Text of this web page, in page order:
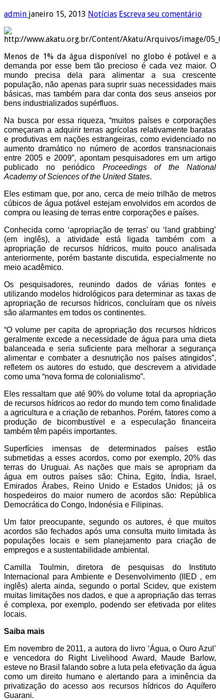
admin janeiro 15, 2013 Notícias Escreva seu comentário
Menos de 1% da água disponível no globo épotável e a
demanda por esse bem tão precioso é cada vez maior. O
mundo precisa dela para alimentar a sua crescente
população, não apenas para suprir suas necessidades mais
básicas, mas também para dar conta dos seus anseios por
bens industrializados supérfluos.
Na busca por essa riqueza, “muitos países e corporações
começaram a adquirir terras agrícolas relativamente baratas
e produtivas em nações estrangeiras, como evidenciado no
aumento dramático no número de acordos transnacionais
entre 2005 e 2009”, apontam pesquisadores em um artigo
publicado no periódico Proceedings of the National
Academy of Sciences of the United States.
Eles estimam que, por ano, cerca de meio trilhão de metros
cúbicos de água potável estejam envolvidos em acordos de
compra ou leasing de terras entre corporações e países.
Conhecida como ‘apropriação de terras’ ou ‘land grabbing’
(em inglês), a atividade está ligada também com a
apropriação de recursos hídricos, muito pouco analisada
anteriormente, porém bastante discutida, especialmente no
meio acadêmico.
Os pesquisadores, reunindo dados de várias fontes e
utilizando modelos hidrológicos para determinar as taxas de
apropriação de recursos hídricos, concluíram que os níveis
são alarmantes em todos os continentes.
“O volume per capita de apropriação dos recursos hídricos
geralmente excede a necessidade de água para uma dieta
balanceada e seria suficiente para melhorar a segurança
alimentar e combater a desnutrição nos países atingidos”,
refletem os autores do estudo, que descrevem a atividade
como uma “nova forma de colonialismo”.
Eles ressaltam que até 90% do volume total da apropriação
de recursos hídricos ao redor do mundo tem como finalidade
a agricultura e a criação de rebanhos. Porém, fatores como a
produção de bicombustível e a especulação financeira
também têm papéis importantes.
Superfícies imensas de determinados países estão
submetidas a esses acordos, como por exemplo, 20% das
terras do Uruguai. As nações que mais se apropriam da
água em outros países são: China, Egito, Índia, Israel,
Emirados Árabes, Reino Unido e Estados Unidos; já os
hospedeiros do maior numero de acordos são: República
Democrática do Congo, Indonésia e Filipinas.
Um fator preocupante, segundo os autores, é que muitos
acordos são fechados após uma consulta muito limitada às
populações locais e sem planejamento para criação de
empregos e a sustentabilidade ambiental.
Camilla Toulmin, diretora de pesquisas do Instituto
Internacional para Ambiente e Desenvolvimento (IIED , em
inglês) alerta ainda, segundo o portal Scidev, que existem
muitas limitações nos dados, e que a apropriação das terras
é complexa, por exemplo, podendo ser efetivada por elites
locais.
Saiba mais
Em novembro de 2011, a autora do livro ‘Água, o Ouro Azul’
e vencedora do Right Livelihood Award, Maude Barlow,
esteve no Brasil falando sobre a luta pela efetivação da água
como um direito humano e alertando para a iminência da
privatização do acesso aos recursos hídricos do Aquífero
Guarani.